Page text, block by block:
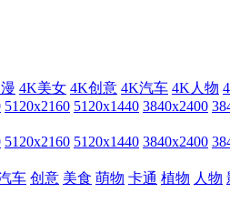
4K美女 4K创意 4K汽车 4K人物
5120x2160 5120x1440 3840x2400
5120x2160 5120x1440 3840x2400
车 创意 美食 萌物 卡通 植物 人物